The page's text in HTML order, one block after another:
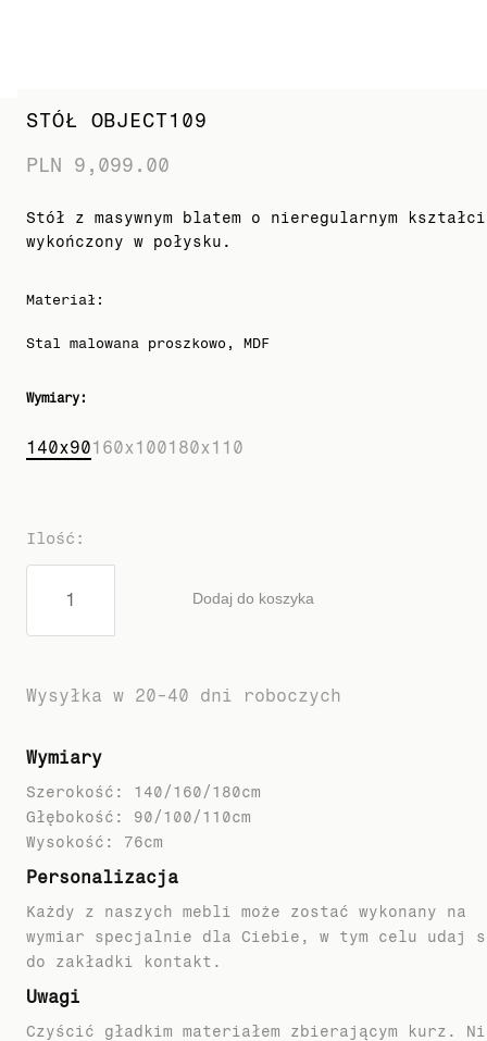
STÓŁ OBJECT109
PLN 9,099.00
Stół z masywnym blatem o nieregularnym
wykończony w połysku.
Materiał :
Stal malowana proszkowo, MDF
Wymiary:
140x90160x100180x110
Ilość :
Dodaj do koszyka
Wysyłka w 20-40 dni roboczych
Wymiary
Szerokość: 140/160/180cm
Głębokość: 90/100/110cm
Personalizacja
Każdy z naszych mebli może zostać wykonany na
wymiar specjalnie dla Ciebie, w tym celu udaj
do zakładki kontakt.
Uwagi
Czyścić gładkim materiałem zbierającym kurz.